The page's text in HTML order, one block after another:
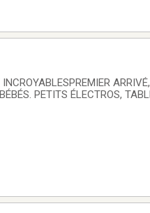
ARRIVÉ,